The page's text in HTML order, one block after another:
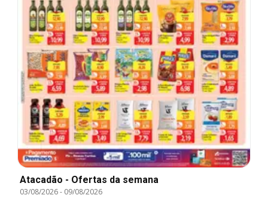
Atacadão - Ofertas da semana
03/08/2026- 09/08/2026